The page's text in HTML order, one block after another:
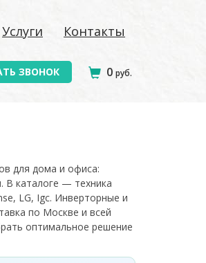
Услуги Контакты
ЗВОНОК 0 руб.
для дома и офиса:
В каталоге — техника
LG, Igc. Инверторные и
по Москве и всей
оптимальное решение